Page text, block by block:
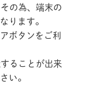
の為、端末の
ります。
ボタンをご利
ることが出来
い。